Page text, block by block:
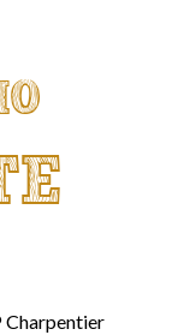
Charpentier